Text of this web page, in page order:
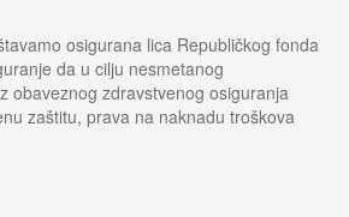
osigurana lica Republičkog fonda
da u cilju nesmetanog
obaveznog zdravstvenog osiguranja
zaštitu, prava na naknadu troškova